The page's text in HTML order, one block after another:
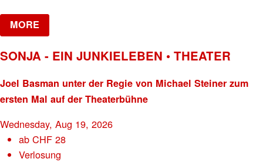
MORE
SONJA - EIN JUNKIELEBEN • THEATER
Joel Basman unter der Regie von Michael Steiner zum
ersten Mal auf der Theaterbühne
Wednesday, Aug 19, 2026
abCHF 28
Verlosung